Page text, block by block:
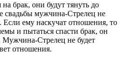
брак, они будут тянуть до
свадьбы мужчина-Стрелец не
Если ему наскучат отношения, то
и пытаться спасти брак, он
Мужчина-Стрелец не будет
отношения.